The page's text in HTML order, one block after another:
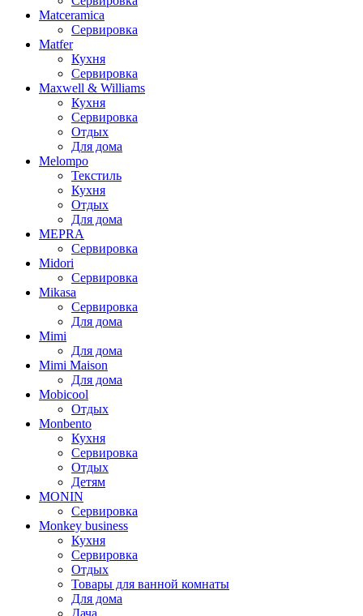
Matceramica
Сервировка
Matfer
Кухня
Сервировка
Maxwell & Williams
Кухня
Сервировка
Отдых
Для дома
Melompo
Текстиль
Кухня
Отдых
Для дома
MEPRA
Сервировка
Midori
Сервировка
Mikasa
Сервировка
Для дома
Mimi
Для дома
Mimi Maison
Для дома
Mobicool
Отдых
Monbento
Кухня
Сервировка
Отдых
Детям
MONIN
Сервировка
Monkey business
Кухня
Сервировка
Отдых
Товары для ванной комнаты
Для дома